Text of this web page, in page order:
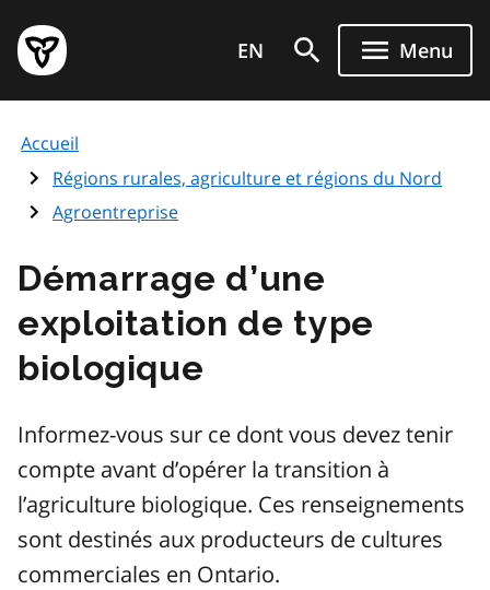
au
contenu
principal
Page
d'accueil
de
l'Ontario
EN Menu
Accueil
Régions rurales, agriculture et régions du Nord
Agroentreprise
Démarrage d’une
exploitation de type
biologique
Informez-vous sur ce dont vous devez tenir
compte avant d’opérer la transition à
l’agriculture biologique. Ces renseignements
sont destinés aux producteurs de cultures
commerciales en Ontario.